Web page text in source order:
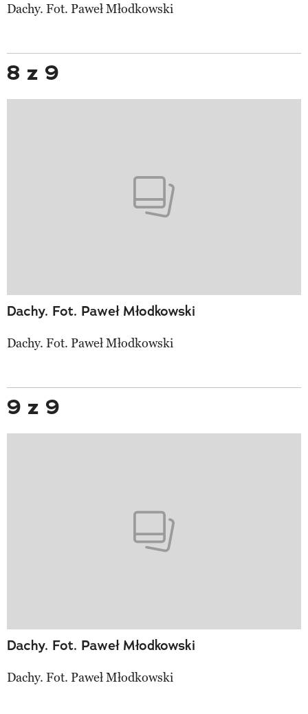
Dachy. Fot. Paweł Młodkowski
8 z 9
Dachy. Fot. Paweł Młodkowski
Dachy. Fot. Paweł Młodkowski
9 z 9
Dachy. Fot. Paweł Młodkowski
Dachy. Fot. Paweł Młodkowski